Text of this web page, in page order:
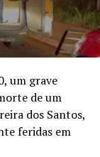
um grave
de um
dos Santos,
feridas em